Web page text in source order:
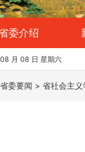
委介绍
月 08 日 星期六
省委要闻 省社会主义